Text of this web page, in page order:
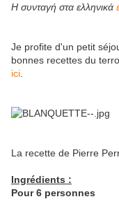
Η συνταγή στα ελληνικά
Je profite d'un petit
bonnes recettes du
ici
La recette de Pierre
Ingrédients :
Pour 6 personnes